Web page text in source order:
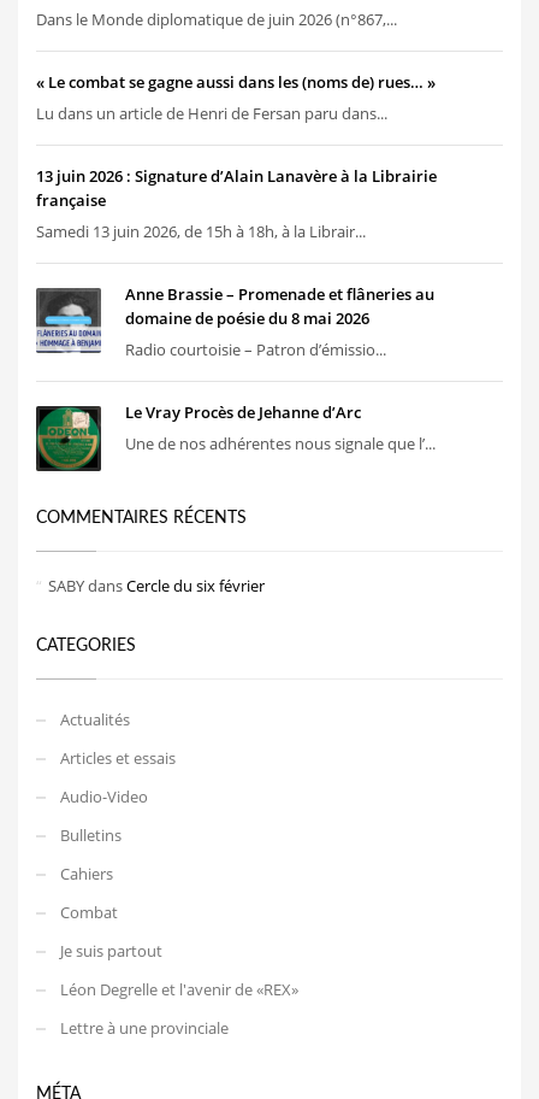
Dans le Monde diplomatique de juin 2026 (n°867,...
« Le combat se gagne aussi dans les (noms de) rues… »
Lu dans un article de Henri de Fersan paru dans...
13 juin 2026 : Signature d’Alain Lanavère à la Librairie
française
Samedi 13 juin 2026, de 15h à 18h, à la Librair...
Anne Brassie – Promenade et flâneries au
domaine de poésie du 8 mai 2026
Radio courtoisie – Patron d’émissio...
Le Vray Procès de Jehanne d’Arc
Une de nos adhérentes nous signale que l’...
COMMENTAIRES RÉCENTS
SABYdansCercle du six février
CATEGORIES
Actualités
Articles et essais
Audio-Video
Bulletins
Cahiers
Combat
Je suis partout
Léon Degrelle et l'avenir de «REX»
Lettre à une provinciale
MÉTA